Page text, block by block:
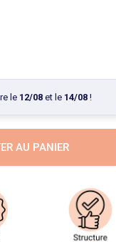
le 12/08et le 14/08!
AU PANIER